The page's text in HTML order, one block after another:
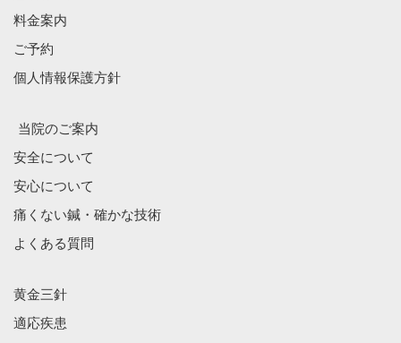
料金案内
ご予約
個人情報保護方針
当院のご案内
安全について
安心について
痛くない鍼・確かな技術
よくある質問
黄金三針
適応疾患